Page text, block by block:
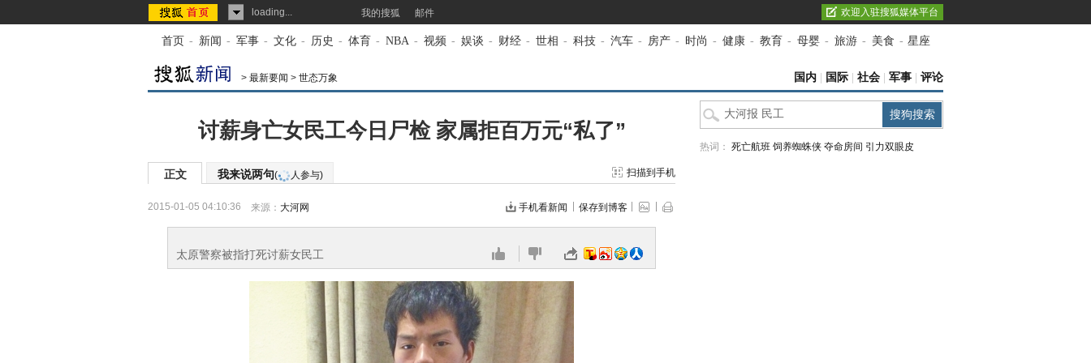
loading... 我的搜狐 邮件 欢迎入驻搜狐媒体平台
首页 - 新闻 - 军事 - 文化 - 历史 - 体育 - NBA - 视频 - 娱谈 - 财经 - 世相 - 科技 - 汽车 - 房产 - 时尚 - 健康 - 教育 - 母婴 - 旅游 - 美食 - 星座
> 最新要闻 > 世态万象 国内 国际 社会 军事 评论
讨薪身亡女民工今日尸检 家属拒百万元“私了”
正文 我来说两句( 人参与) 扫描到手机
2015-01-05 04:10:36 来源： 大河网 手机看新闻 保存到博客
太原警察被指打死讨薪女民工
热词： 死亡航班 饲养蜘蛛侠 夺命房间 引力双眼皮